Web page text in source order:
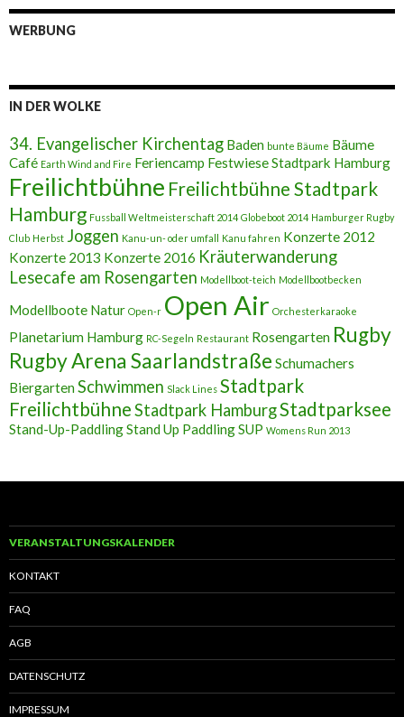
WERBUNG
IN DER WOLKE
34. Evangelischer Kirchentag Baden bunte Bäume Bäume
Café Earth Wind and Fire Feriencamp Festwiese Stadtpark Hamburg
Freilichtbühne Freilichtbühne Stadtpark
Hamburg Fussball Weltmeisterschaft 2014 Globeboot 2014 Hamburger Rugby
Club Herbst Joggen Kanu-un- oder umfall Kanu fahren Konzerte 2012
Konzerte 2013 Konzerte 2016 Kräuterwanderung
Lesecafe am Rosengarten Modellboot-teich Modellbootbecken
Modellboote Natur Open-r Open Air Orchesterkaraoke
Planetarium Hamburg RC-Segeln Restaurant Rosengarten Rugby
Rugby Arena Saarlandstraße Schumachers
Biergarten Schwimmen Slack Lines Stadtpark
FreilichtbühneStadtpark HamburgStadtparksee
Stand-Up-PaddlingStand Up PaddlingSUP Womens Run 2013
VERANSTALTUNGSKALENDER
KONTAKT
FAQ
AGB
DATENSCHUTZ
IMPRESSUM